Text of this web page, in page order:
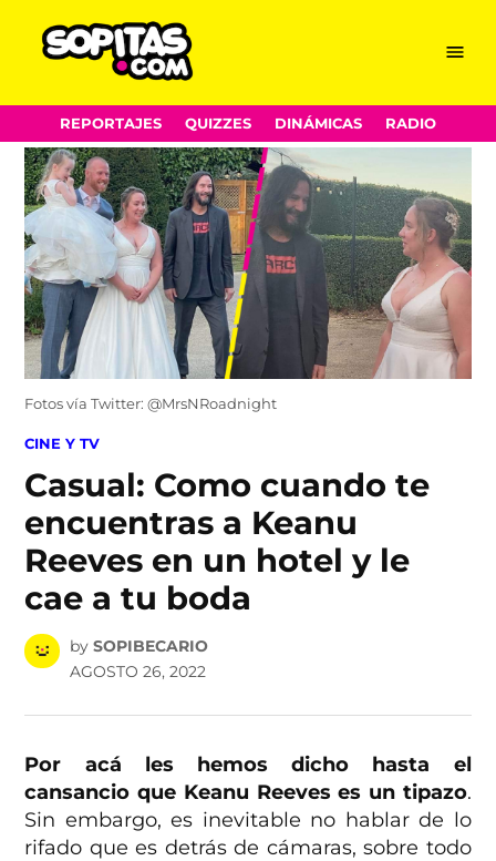
Skip
to
content
Menu
REPORTAJES QUIZZES DINÁMICAS RADIO
Fotos vía Twitter: @MrsNRoadnight
POSTED
CINE Y TV
Casual: Como cuando te
encuentras a Keanu
Reeves en un hotel y le
cae a tu boda
by SOPIBECARIO
AGOSTO 26, 2022
Por acá les hemos dicho hasta el
cansancio que Keanu Reeves es un tipazo.
Sin embargo, es inevitable no hablar de lo
rifado que es detrás de cámaras, sobre todo